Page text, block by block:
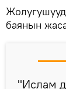
баянын
"Ислам